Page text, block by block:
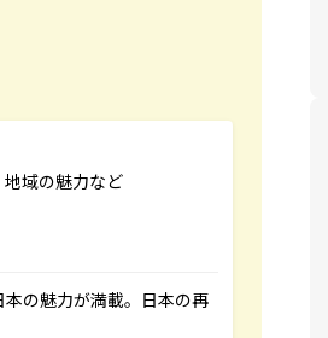
域の魅力など
の魅力が満載。日本の再